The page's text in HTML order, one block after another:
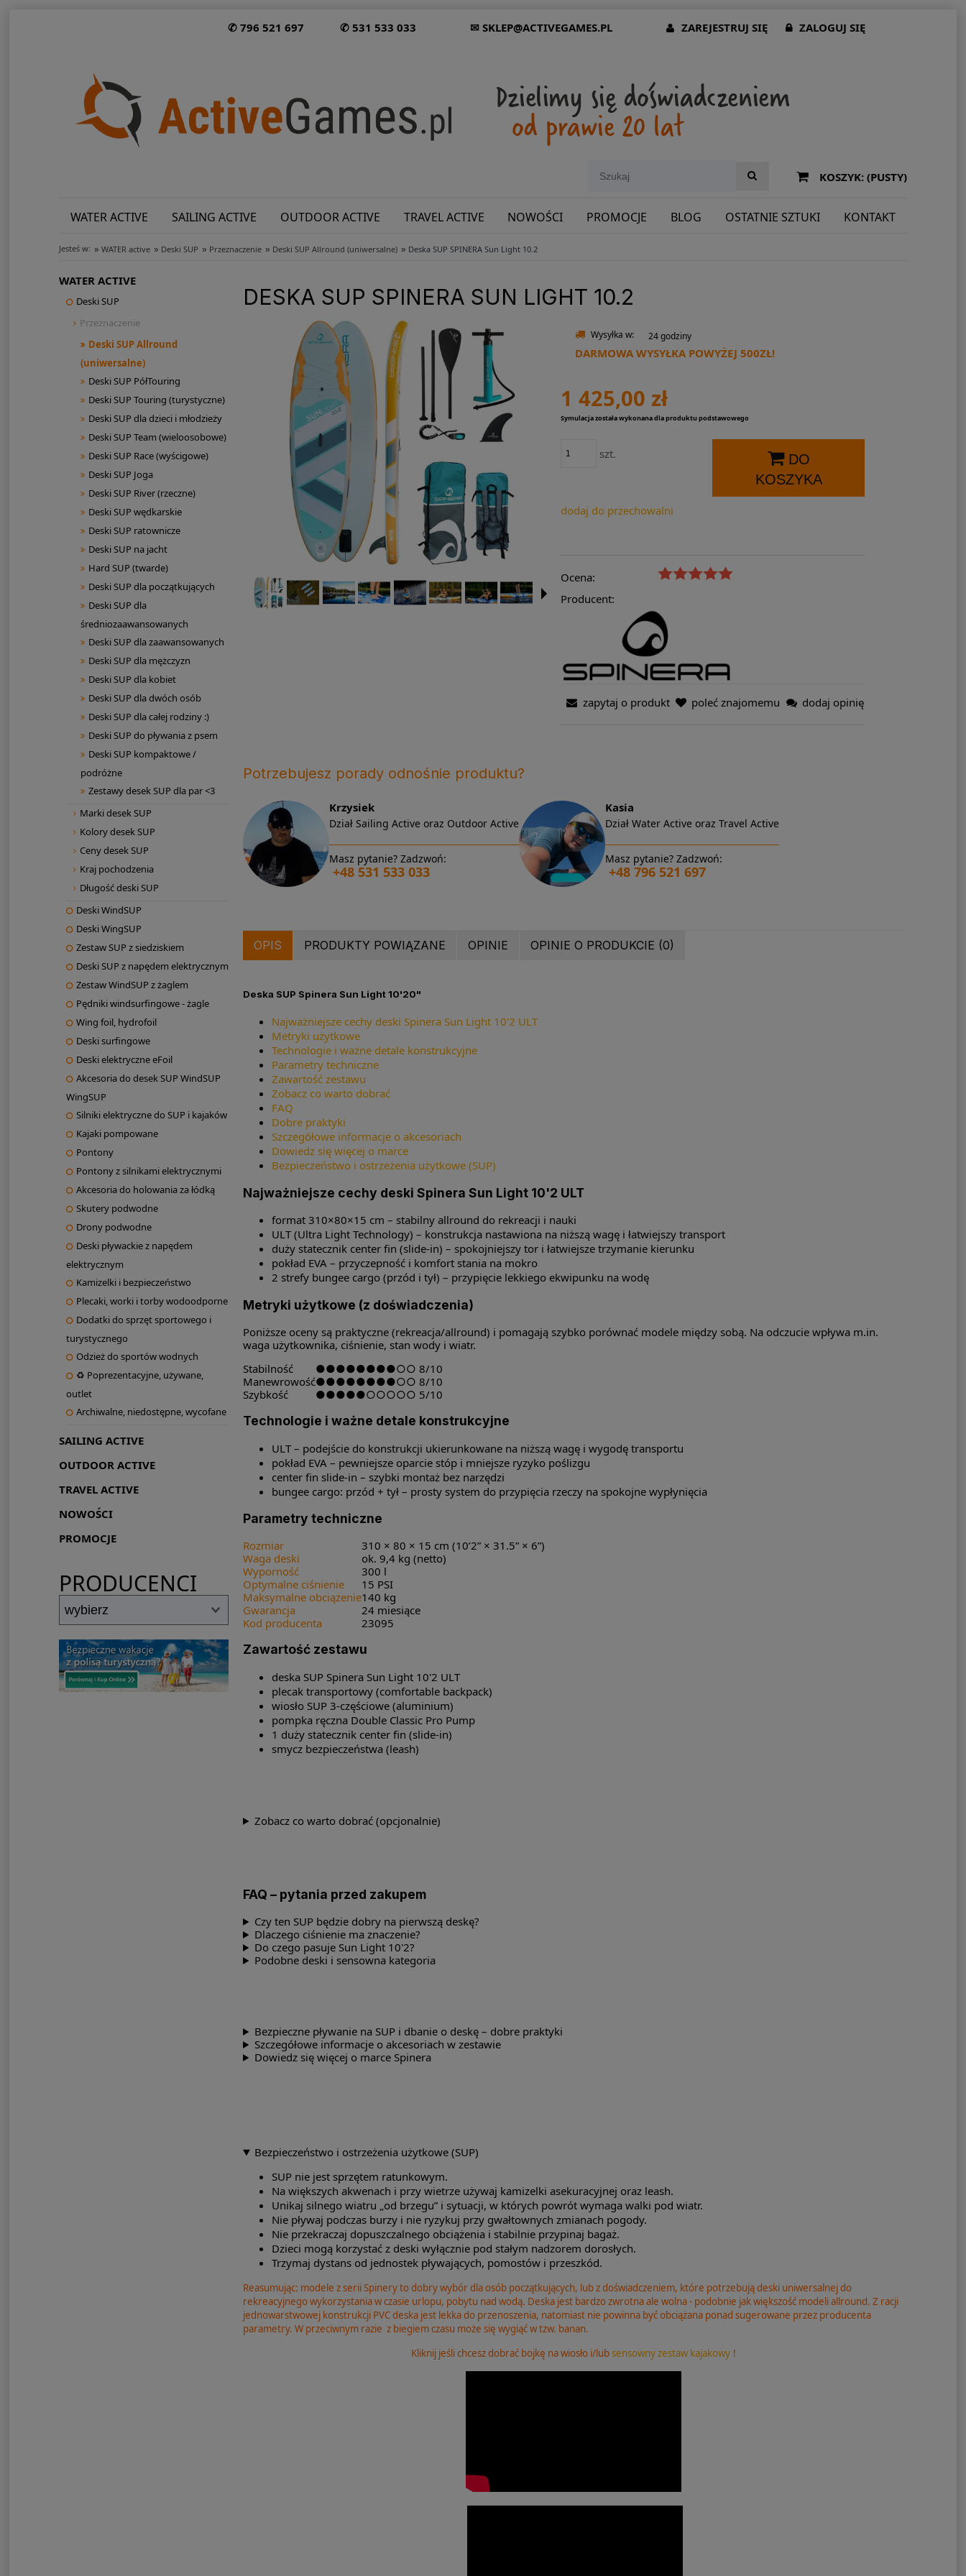
✆ 796 521 697 ✆ 531 533 033 ✉ SKLEP@ACTIVEGAMES.PL ZAREJESTRUJ SIĘ ZALOGUJ SIĘ
KOSZYK: (PUSTY)
WATER ACTIVE SAILING ACTIVE OUTDOOR ACTIVE TRAVEL ACTIVE NOWOŚCI PROMOCJE BLOG OSTATNIE SZTUKI KONTAKT
SHOWROOM: ODWIEDŹ NAS NA ŚLĄSKU!
Jesteś w: » WATER active » Deski SUP » Przeznaczenie » Deski SUP Allround (uniwersalne) » Deska SUP SPINERA Sun Light 10.2
WATER ACTIVE
Deski SUP
Przeznaczenie
Deski SUP Allround
(uniwersalne)
Deski SUP PółTouring
Deski SUP Touring (turystyczne)
Deski SUP dla dzieci i młodzieży
Deski SUP Team (wieloosobowe)
Deski SUP Race (wyścigowe)
Deski SUP Joga
Deski SUP River (rzeczne)
Deski SUP wędkarskie
Deski SUP ratownicze
Deski SUP na jacht
Hard SUP (twarde)
Deski SUP dla początkujących
Deski SUP dla
średniozaawansowanych
Deski SUP dla zaawansowanych
Deski SUP dla mężczyzn
Deski SUP dla kobiet
Deski SUP dla dwóch osób
Deski SUP dla całej rodziny :)
Deski SUP do pływania z psem
Deski SUP kompaktowe /
podróżne
Zestawy desek SUP dla par <3
Marki desek SUP
Kolory desek SUP
Ceny desek SUP
Kraj pochodzenia
Długość deski SUP
Deski WindSUP
Deski WingSUP
Zestaw SUP z siedziskiem
Deski SUP z napędem elektrycznym
Zestaw WindSUP z żaglem
Pędniki windsurfingowe - żagle
Wing foil, hydrofoil
Deski surfingowe
Deski elektryczne eFoil
Akcesoria do desek SUP WindSUP
WingSUP
Silniki elektryczne do SUP i kajaków
Kajaki pompowane
Pontony
Pontony z silnikami elektrycznymi
Akcesoria do holowania za łódką
Skutery podwodne
Drony podwodne
Deski pływackie z napędem
elektrycznym
Kamizelki i bezpieczeństwo
Plecaki, worki i torby wodoodporne
Dodatki do sprzęt sportowego i
turystycznego
Odzież do sportów wodnych
♻ Poprezentacyjne, używane,
outlet
Archiwalne, niedostępne, wycofane
SAILING ACTIVE
OUTDOOR ACTIVE
TRAVEL ACTIVE
NOWOŚCI
PROMOCJE
PRODUCENCI
DESKA SUP SPINERA SUN LIGHT 10.2
Wysyłka w: 24 godziny
DARMOWA WYSYŁKA POWYŻEJ 500ZŁ!
1 425,00 zł
Symulacja została wykonana dla produktu podstawowego
szt.
DO
KOSZYKA
dodaj do przechowalni
Ocena:
Producent:
zapytaj o produkt poleć znajomemu dodaj opinię
Potrzebujesz porady odnośnie produktu?
Krzysiek
Dział Sailing Active oraz Outdoor Active
Masz pytanie? Zadzwoń:
+48 531 533 033
Kasia
Dział Water Active oraz Travel Active
Masz pytanie? Zadzwoń:
+48 796 521 697
OPIS PRODUKTY POWIĄZANE OPINIE OPINIE O PRODUKCIE (0)
Deska SUP Spinera Sun Light 10'20"
Najważniejsze cechy deski Spinera Sun Light 10'2 ULT
Metryki użytkowe
Technologie i ważne detale konstrukcyjne
Parametry techniczne
Zawartość zestawu
Zobacz co warto dobrać
FAQ
Dobre praktyki
Szczegółowe informacje o akcesoriach
Dowiedz się więcej o marce
Bezpieczeństwo i ostrzeżenia użytkowe (SUP)
Najważniejsze cechy deski Spinera Sun Light 10'2 ULT
format 310×80×15 cm – stabilny allround do rekreacji i nauki
ULT (Ultra Light Technology) – konstrukcja nastawiona na niższą wagę i łatwiejszy transport
duży statecznik center fin (slide-in) – spokojniejszy tor i łatwiejsze trzymanie kierunku
pokład EVA – przyczepność i komfort stania na mokro
2 strefy bungee cargo (przód i tył) – przypięcie lekkiego ekwipunku na wodę
Metryki użytkowe (z doświadczenia)
Poniższe oceny są praktyczne (rekreacja/allround) i pomagają szybko porównać modele między sobą. Na odczucie wpływa m.in.
waga użytkownika, ciśnienie, stan wody i wiatr.
Stabilność
●●●●●●●●○○ 8/10
Manewrowość●●●●●●●●○○ 8/10
Szybkość
●●●●●○○○○○ 5/10
Technologie i ważne detale konstrukcyjne
ULT – podejście do konstrukcji ukierunkowane na niższą wagę i wygodę transportu
pokład EVA – pewniejsze oparcie stóp i mniejsze ryzyko poślizgu
center fin slide-in – szybki montaż bez narzędzi
bungee cargo: przód + tył – prosty system do przypięcia rzeczy na spokojne wypłynięcia
Parametry techniczne
Rozmiar
310 × 80 × 15 cm (10’2” × 31.5” × 6”)
Waga deski
ok. 9,4 kg (netto)
Wyporność
300 l
Optymalne ciśnienie
15 PSI
Maksymalne obciążenie140 kg
Gwarancja
24 miesiące
Kod producenta
23095
Zawartość zestawu
deska SUP Spinera Sun Light 10'2 ULT
plecak transportowy (comfortable backpack)
wiosło SUP 3-częściowe (aluminium)
pompka ręczna Double Classic Pro Pump
1 duży statecznik center fin (slide-in)
smycz bezpieczeństwa (leash)
Zobacz co warto dobrać (opcjonalnie)
FAQ – pytania przed zakupem
Czy ten SUP będzie dobry na pierwszą deskę?
Dlaczego ciśnienie ma znaczenie?
Do czego pasuje Sun Light 10'2?
Podobne deski i sensowna kategoria
Bezpieczne pływanie na SUP i dbanie o deskę – dobre praktyki
Szczegółowe informacje o akcesoriach w zestawie
Dowiedz się więcej o marce Spinera
Bezpieczeństwo i ostrzeżenia użytkowe (SUP)
SUP nie jest sprzętem ratunkowym.
Na większych akwenach i przy wietrze używaj kamizelki asekuracyjnej oraz leash.
Unikaj silnego wiatru „od brzegu” i sytuacji, w których powrót wymaga walki pod wiatr.
Nie pływaj podczas burzy i nie ryzykuj przy gwałtownych zmianach pogody.
Nie przekraczaj dopuszczalnego obciążenia i stabilnie przypinaj bagaż.
Dzieci mogą korzystać z deski wyłącznie pod stałym nadzorem dorosłych.
Trzymaj dystans od jednostek pływających, pomostów i przeszkód.
Reasumując: modele z serii Spinery to dobry wybór dla osób początkujących, lub z doświadczeniem, które potrzebują deski uniwersalnej do
rekreacyjnego wykorzystania w czasie urlopu, pobytu nad wodą. Deska jest bardzo zwrotna ale wolna - podobnie jak większość modeli allround. Z racji
jednowarstwowej konstrukcji PVC deska jest lekka do przenoszenia, natomiast nie powinna być obciążana ponad sugerowane przez producenta
parametry. W przeciwnym razie z biegiem czasu może się wygiąć w tzw. banan.
Kliknij jeśli chcesz dobrać bojkę na wiosło i/lubsensowny zestaw kajakowy !